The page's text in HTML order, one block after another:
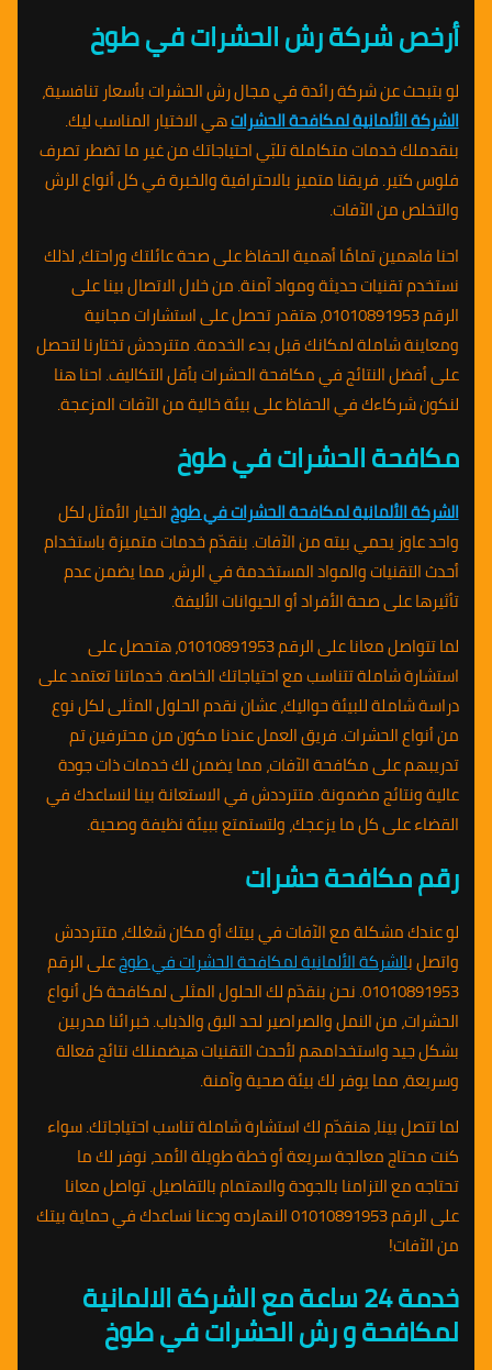
أرخص شركة رش الحشرات في طوخ
لو بتبحث عن شركة رائدة في مجال رش الحشرات بأسعار تنافسية،
الشركة الألمانية لمكافحة الحشراتهي الاختيار المناسب ليك.
بنقدملك خدمات متكاملة تلبّي احتياجاتك من غير ما تضطر تصرف
فلوس كتير. فريقنا متميز بالاحترافية والخبرة في كل أنواع الرش
والتخلص من الآفات.
احنا فاهمين تمامًا أهمية الحفاظ على صحة عائلتك وراحتك، لذلك
نستخدم تقنيات حديثة ومواد آمنة. من خلال الاتصال بينا على
الرقم 01010891953، هتقدر تحصل على استشارات مجانية
ومعاينة شاملة لمكانك قبل بدء الخدمة. متترددش تختارنا لتحصل
على أفضل النتائج في مكافحة الحشرات بأقل التكاليف. احنا هنا
لنكون شركاءك في الحفاظ على بيئة خالية من الآفات المزعجة.
مكافحة الحشرات في طوخ
الشركة الألمانية لمكافحة الحشرات في طوخالخيار الأمثل لكل
واحد عاوز يحمي بيته من الآفات. بنقدّم خدمات متميزة باستخدام
أحدث التقنيات والمواد المستخدمة في الرش، مما يضمن عدم
تأثيرها على صحة الأفراد أو الحيوانات الأليفة.
لما تتواصل معانا على الرقم 01010891953، هتحصل على
استشارة شاملة تتناسب مع احتياجاتك الخاصة. خدماتنا تعتمد على
دراسة شاملة للبيئة حواليك، عشان نقدم الحلول المثلى لكل نوع
من أنواع الحشرات. فريق العمل عندنا مكون من محترفين تم
تدريبهم على مكافحة الآفات، مما يضمن لك خدمات ذات جودة
عالية ونتائج مضمونة. متترددش في الاستعانة بينا لنساعدك في
القضاء على كل ما يزعجك، ولتستمتع ببيئة نظيفة وصحية.
رقم مكافحة حشرات
لو عندك مشكلة مع الآفات في بيتك أو مكان شغلك، متترددش
واتصل بالشركة الألمانية لمكافحة الحشرات في طوخعلى الرقم
01010891953. نحن بنقدّم لك الحلول المثلى لمكافحة كل أنواع
الحشرات، من النمل والصراصير لحد البق والذباب. خبرائنا مدربين
بشكل جيد واستخدامهم لأحدث التقنيات هيضمنلك نتائج فعالة
وسريعة، مما يوفر لك بيئة صحية وآمنة.
لما تتصل بينا، هنقدّم لك استشارة شاملة تناسب احتياجاتك. سواء
كنت محتاج معالجة سريعة أو خطة طويلة الأمد، نوفر لك ما
تحتاجه مع التزامنا بالجودة والاهتمام بالتفاصيل. تواصل معانا
على الرقم 01010891953 النهارده ودعنا نساعدك في حماية بيتك
من الآفات!
خدمة 24 ساعة مع الشركة الالمانية
لمكافحة و رش الحشرات في طوخ